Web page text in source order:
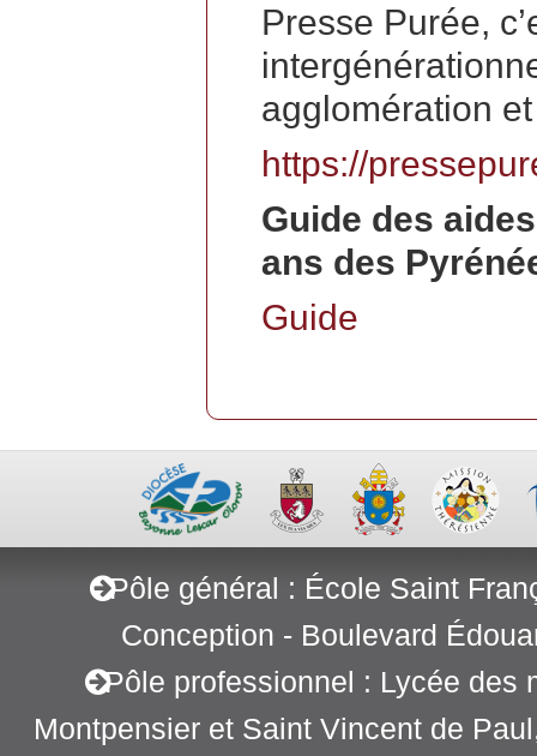
Presse Purée,
agglomération
https://
Guide des
ans des
Guide
Pôle général : École Saint
Conception - Boulevard
Pôle professionnel : Lycée des
Montpensier et Saint Vincent de